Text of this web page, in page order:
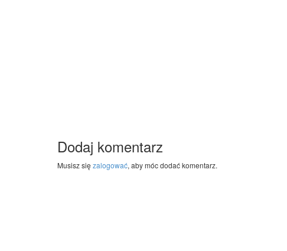
Dodaj komentarz
Musisz się zalogować, aby móc dodać komentarz.